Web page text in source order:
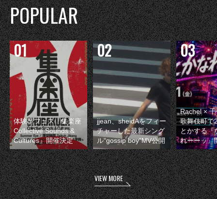
POPULAR
体験型フェス『集楽座
Collective Sounds &
Cultures』開催決定
jjean、sheidAをフィー
チャーした最新シング
ル“gossip boy”MV公開
Rachel ×
歌舞伎町で
とかする『
れーーッ』
VIEW MORE